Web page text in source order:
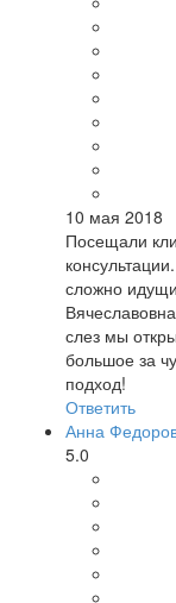
10 мая 2018
Посещали
сложно
слез мы
большое за
подход!
Ответить
Анна
5.0